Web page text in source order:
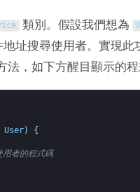
類別。假設我們想為
址搜尋使用者。實現此
法，如下方醒目顯示的
User) {
者的程式碼